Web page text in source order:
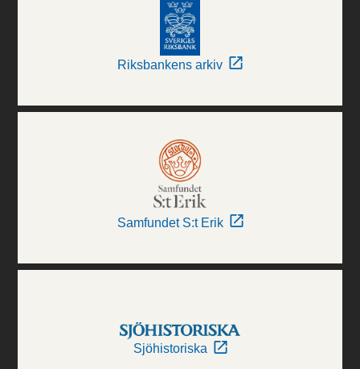
Riksbankens arkiv
Samfundet S:t Erik
Sjöhistoriska